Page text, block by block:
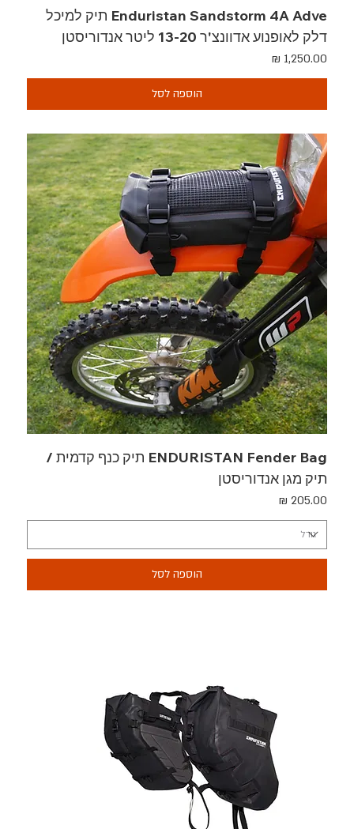
Enduristan Sandstorm 4A Adve תיק למיכל
דלק לאופנוע אדוונצ'ר 13-20 ליטר אנדוריסטן
מחיר
הוספה לסל
ENDURISTAN Fender Bag תיק כנף קדמית /
תיק מגן אנדוריסטן
מחיר
הוספה לסל